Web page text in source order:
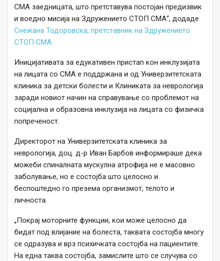
СМА заедницата, што претставува постојан предизвик
и воедно мисија на Здружението СТОП СМА“, додаде
Снежана Тодоровска, претставник на Здружението
СТОП СМА.
Иницијативата за едукативен пристап кон инклузијата
на лицата со СМА е поддржана и од Универзитетската
клиника за детски болести и Клиниката за неврологија
заради новиот начин на справување со проблемот на
социјална и образовна инклузија на лицата со физичка
попреченост.
Директорот на Универзитетската клиника за
неврологија, доц. д-р Иван Барбов информираше дека
можеби спиналната мускулна атрофија не е масовно
заболување, но е состојба што целосно и
беспоштедно го презема организмот, телото и
личноста.
„Покрај моторните функции, кои може целосно да
бидат под влијание на болеста, таквата состојба многу
се одразува и врз психичката состојба на пациентите.
На една таква состојба, замислите што се случува со